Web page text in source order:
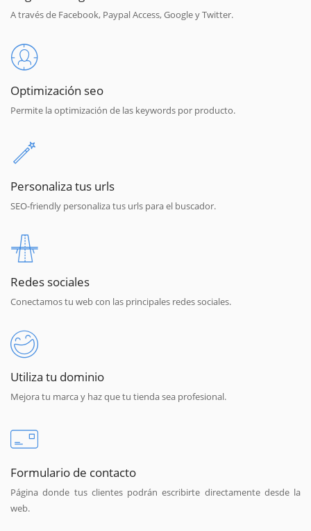
A través de Facebook, Paypal Access, Google y Twitter.
Optimización seo
Permite la optimización de las keywords por producto.
Personaliza tus urls
SEO-friendly personaliza tus urls para el buscador.
Redes sociales
Conectamos tu web con las principales redes sociales.
Utiliza tu dominio
Mejora tu marca y haz que tu tienda sea profesional.
Formulario de contacto
Página donde tus clientes podrán escribirte directamente desde la
web.